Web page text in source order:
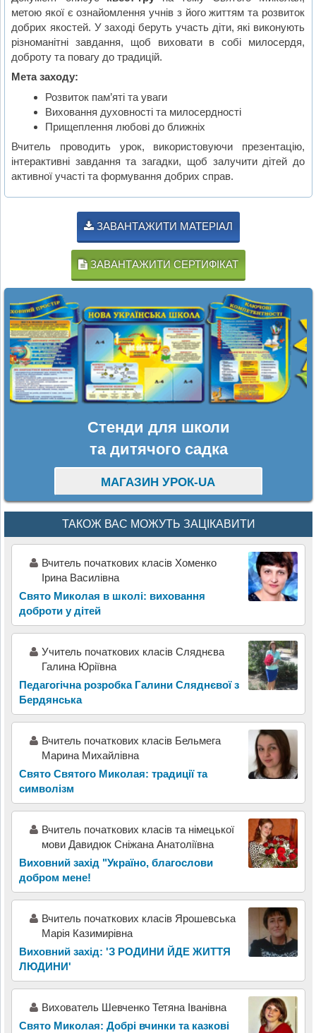
метою якої є ознайомлення учнів з його життям та розвиток
добрих якостей. У заході беруть участь діти, які виконують
різноманітні завдання, щоб виховати в собі милосердя,
доброту та повагу до традицій.
Мета заходу:
Розвиток пам’яті та уваги
Виховання духовності та милосердності
Прищеплення любові до ближніх
Вчитель проводить урок, використовуючи презентацію,
інтерактивні завдання та загадки, щоб залучити дітей до
активної участі та формування добрих справ.
ЗАВАНТАЖИТИ МАТЕРІАЛ
ЗАВАНТАЖИТИ СЕРТИФІКАТ
Стенди для школи
та дитячого садка
МАГАЗИН УРОК-UA
ТАКОЖ ВАС МОЖУТЬ ЗАЦІКАВИТИ
Вчитель початкових класів Хоменко
Ірина Василівна
Свято Миколая в школі: виховання
доброти у дітей
Учитель початкових класів Сляднєва
Галина Юріївна
Педагогічна розробка Галини Сляднєвої з
Бердянська
Вчитель початкових класів Бельмега
Марина Михайлівна
Свято Святого Миколая: традиції та
символізм
Вчитель початкових класів та німецької
мови Давидюк Сніжана Анатоліївна
Виховний захід "Україно, благослови
добром мене!
Вчитель початкових класів Ярошевська
Марія Казимирівна
Виховний захід: 'З РОДИНИ ЙДЕ ЖИТТЯ
ЛЮДИНИ'
Вихователь Шевченко Тетяна Іванівна
Свято Миколая: Добрі вчинки та казкові